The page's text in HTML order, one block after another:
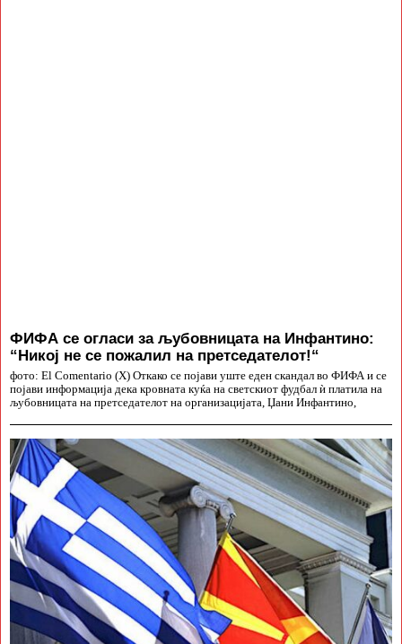
ФИФА се огласи за љубовницата на Инфантино:
“Никој не се пожалил на претседателот!“
фото: El Comentario (X) Откако се појави уште еден скандал во ФИФА и се
појави информација дека кровната куќа на светскиот фудбал ѝ платила на
љубовницата на претседателот на организацијата, Џани Инфантино,